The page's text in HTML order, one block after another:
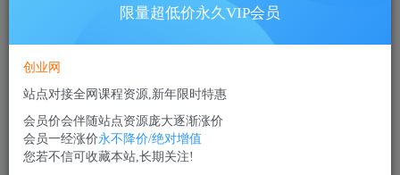
5
超级会员
立即购买
您当前未登录！建议登陆后购买，可保存购买订单
限量超低价永久VIP会员
创业网
站点对接全网课程资源,新年限时特惠
会员价会伴随站点资源庞大逐渐涨价
会员一经涨价永不降价/绝对增值
您若不信可收藏本站,长期关注!